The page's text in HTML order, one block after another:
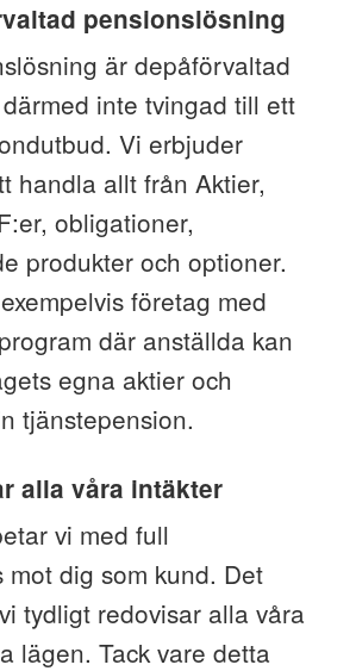
pensionslösning
är depåförvaltad
inte tvingad till ett
Vi erbjuder
handla allt från Aktier,
obliga­tioner,
produkter och optioner.
företag med
där anställda kan
egna aktier och
tjänstepension.
alla våra intäkter
vi med full
mot dig som kund. Det
tydligt redovisar alla våra
lägen. Tack vare detta